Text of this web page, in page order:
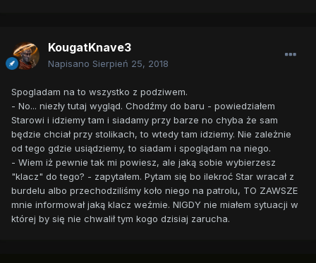
KougatKnave3
Napisano Sierpień 25, 2018
Spogladam na to wszystko z podziwem.
- No... niezły tutaj wygląd. Chodźmy do baru - powiedziałem
Starowi i idziemy tam i siadamy przy barze no chyba że sam
będzie chciał przy stolikach, to wtedy tam idziemy. Nie zależnie
od tego gdzie usiądziemy, to siadam i spoglądam na niego.
- Wiem iż pewnie tak mi powiesz, ale jaką sobie wybierzesz
"klacz" do tego? - zapytałem. Pytam się bo ilekroć Star wracał z
burdelu albo przechodziliśmy koło niego na patrolu, TO ZAWSZE
mnie informował jaką klacz weźmie. NIGDY nie miałem sytuacji w
której by się nie chwalił tym kogo dzisiaj zarucha.